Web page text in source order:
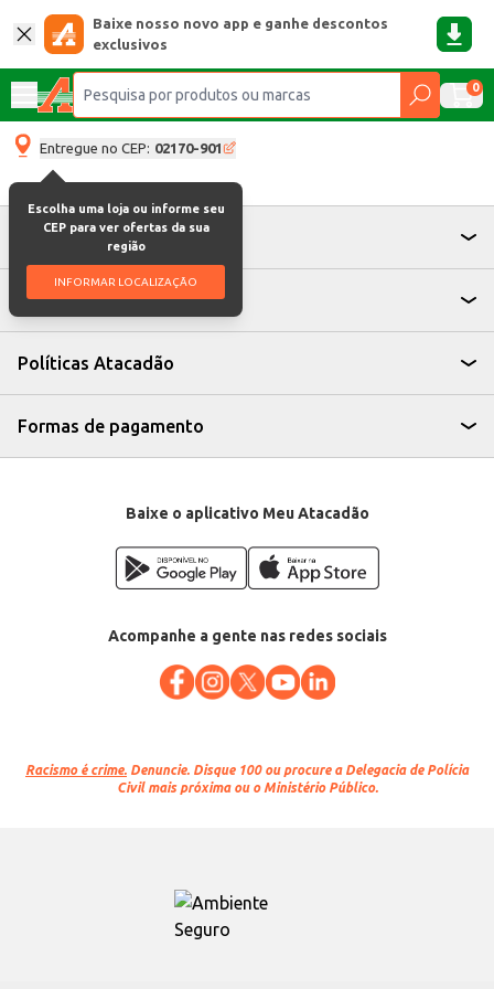
Baixe nosso novo app e ganhe descontos
exclusivos
0
Entregue no CEP: 02170-901
Escolha uma loja ou informe seu
CEP para ver ofertas da sua
região
INFORMAR LOCALIZAÇÃO
Atendimento
Institucional
Políticas Atacadão
Formas de pagamento
Baixe o aplicativo Meu Atacadão
Acompanhe a gente nas redes sociais
Racismo é crime. Denuncie. Disque 100 ou procure a Delegacia de Polícia
Civil mais próxima ou o Ministério Público.